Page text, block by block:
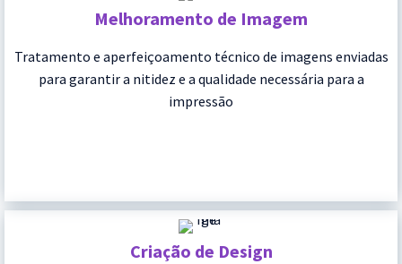
Melhoramento de Imagem
Tratamento e aperfeiçoamento técnico de imagens enviadas
para garantir a nitidez e a qualidade necessária para a
impressão
Criação de Design